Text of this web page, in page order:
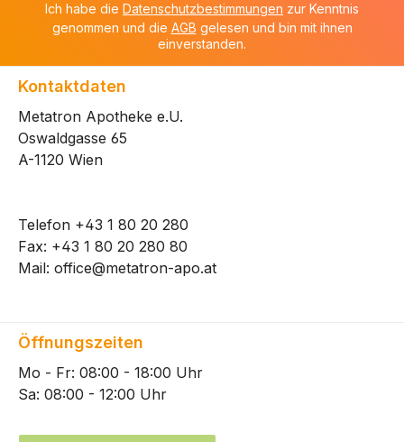
Ich habe die Datenschutzbestimmungen zur Kenntnis
genommen und die AGB gelesen und bin mit ihnen
einverstanden.
Kontaktdaten
Metatron Apotheke e.U.
Oswaldgasse 65
A-1120 Wien
Telefon +43 1 80 20 280
Fax: +43 1 80 20 280 80
Mail: office@metatron-apo.at
Öffnungszeiten
Mo - Fr: 08:00 - 18:00 Uhr
Sa: 08:00 - 12:00 Uhr